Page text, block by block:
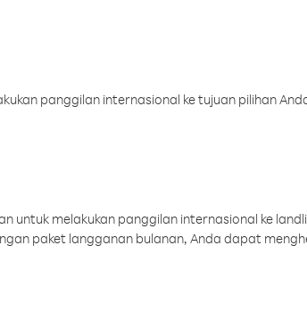
panggilan internasional ke tujuan pilihan
untuk melakukan panggilan internasional ke
paket langganan bulanan, Anda dapat